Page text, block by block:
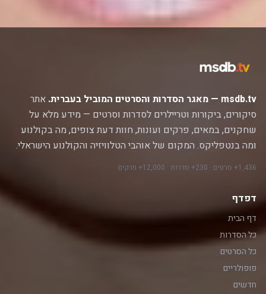
msdb.tv — מאגר הסדרות והסרטים המוביל בעברית.
אתר
סיקורים, ביקורות וטריילרים לסדרות וסרטים — מידע מלא על
שחקנים, במאים, פרקים ועונות, חוות דעת צופים, מה בקולנוע
ומה בנטפליקס. המקום של אוהבי הטלוויזיה והקולנוע הישראלי.
1,436+ סרטים · 230+ סדרות · 12,000+ פרקים
דפדף
דף הבית
כל הסדרות
כל הסרטים
פופולריים
חדשים